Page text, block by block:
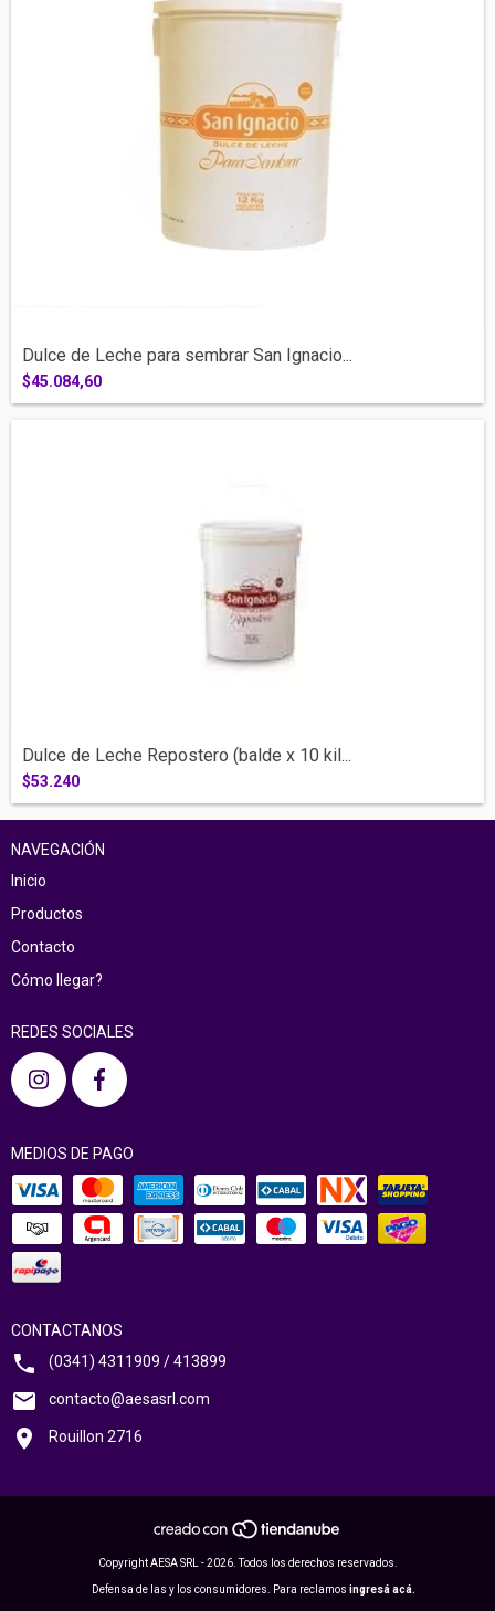
Dulce de Leche para sembrar San Ignacio...
$45.084,60
Dulce de Leche Repostero (balde x 10 kil...
$53.240
NAVEGACIÓN
Inicio
Productos
Contacto
Cómo llegar?
REDES SOCIALES
MEDIOS DE PAGO
CONTACTANOS
(0341) 4311909 / 413899
contacto@aesasrl.com
Rouillon 2716
Copyright AESA SRL - 2026. Todos los derechos reservados.
Defensa de las y los consumidores. Para reclamos ingresá acá.